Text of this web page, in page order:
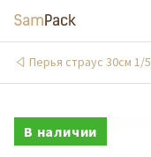
Перья страус 30см 1/5
В наличии